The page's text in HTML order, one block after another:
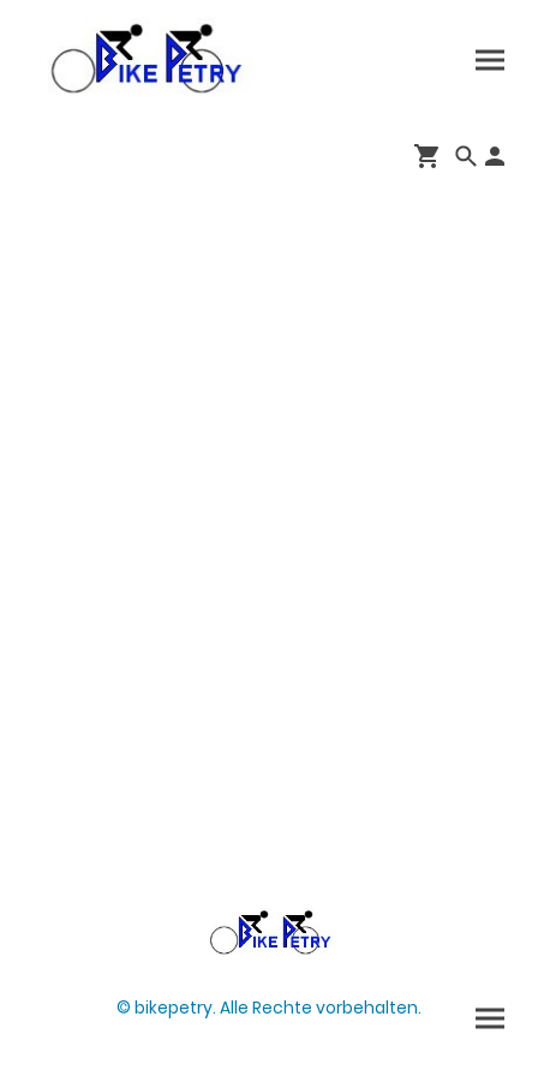
© bikepetry. Alle Rechte vorbehalten.